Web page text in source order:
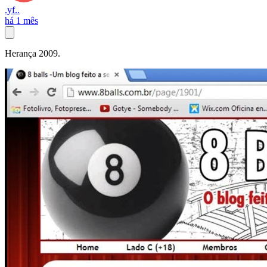
.yf..
há 1 mês
Herança 2009.